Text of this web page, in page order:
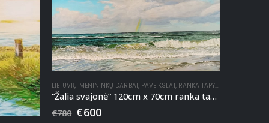
LIETUVIŲ MENININKŲ DARBAI, PAVEIKSLAI, RANKA TAPYTI PAVEIKSLAI
“Žalia svajonė” 120cm x 70cm ranka tapytas paveikslas
€780 €600